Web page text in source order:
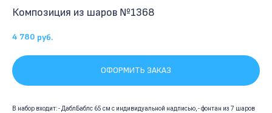
Композиция из шаров №1368
4 780 руб.
ОФОРМИТЬ ЗАКАЗ
В набор входит: - ДаблБаблс 65 см с индивидуальной надписью, - фонтан из 7 шаров